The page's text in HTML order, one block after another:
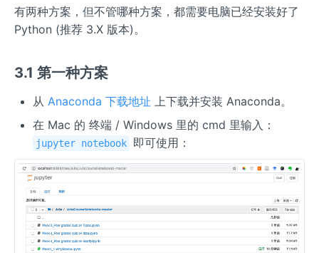
有两种方案，但不管哪种方案，都需要电脑已经安装好了
Python (推荐 3.X 版本)。
3.1 第一种方案
从 Anaconda 下载地址 上下载并安装 Anaconda。
在 Mac 的 终端 / Windows 里的 cmd 里输入：
jupyter notebook 即可使用：